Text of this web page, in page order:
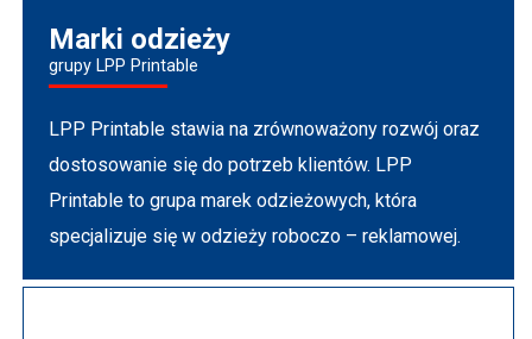
Marki odzieży
grupy LPP Printable
LPP Printable stawia na zrównoważony rozwój oraz
dostosowanie się do potrzeb klientów. LPP
Printable to grupa marek odzieżowych, która
specjalizuje się w odzieży roboczo – reklamowej.